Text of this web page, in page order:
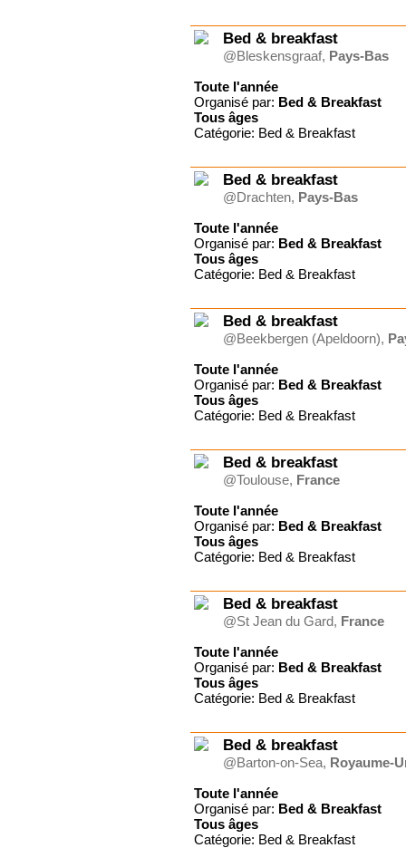
Bed & breakfast
@Bleskensgraaf, Pays-Bas
Toute l'année
Organisé par: Bed & Breakfast
Tous âges
Catégorie: Bed & Breakfast
Bed & breakfast
@Drachten, Pays-Bas
Toute l'année
Organisé par: Bed & Breakfast
Tous âges
Catégorie: Bed & Breakfast
Bed & breakfast
@Beekbergen (Apeldoorn),
Toute l'année
Organisé par: Bed & Breakfast
Tous âges
Catégorie: Bed & Breakfast
Bed & breakfast
@Toulouse, France
Toute l'année
Organisé par: Bed & Breakfast
Tous âges
Catégorie: Bed & Breakfast
Bed & breakfast
@St Jean du Gard, France
Toute l'année
Organisé par: Bed & Breakfast
Tous âges
Catégorie: Bed & Breakfast
Bed & breakfast
@Barton-on-Sea, Royaume-
Toute l'année
Organisé par: Bed & Breakfast
Tous âges
Catégorie: Bed & Breakfast